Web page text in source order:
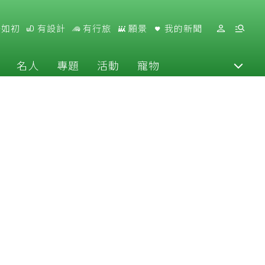
初 有設計 有行旅 願景 我的新聞
名人 專題 活動 寵物